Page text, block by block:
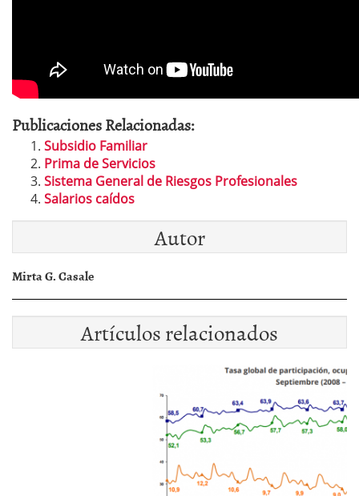
Publicaciones Relacionadas:
Subsidio Familiar
Prima de Servicios
Sistema General de Riesgos Profesionales
Salarios caídos
Autor
Mirta G. Casale
Artículos relacionados